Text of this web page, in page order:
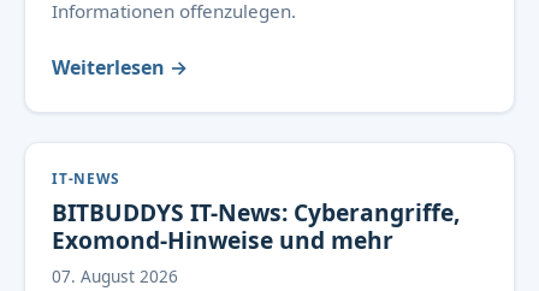
Informationen offenzulegen.
Weiterlesen →
IT-NEWS
BITBUDDYS IT-News: Cyberangriffe,
Exomond-Hinweise und mehr
07. August 2026